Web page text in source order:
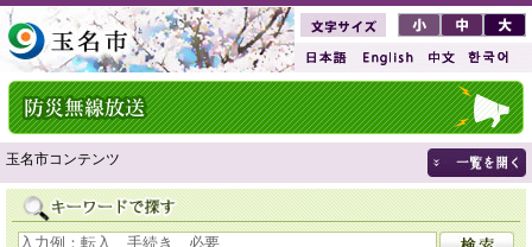
玉名市コンテンツ